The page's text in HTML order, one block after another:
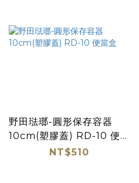
野田琺瑯-圓形保存容器
10cm(塑膠蓋) RD-10 便
NT$510